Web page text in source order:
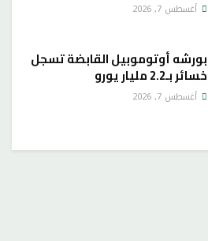
أغسطس 7, 2026
بورشه أوتوموبيل القابضة تسجل
خسائر بـ2.2 مليار يورو
أغسطس 7, 2026